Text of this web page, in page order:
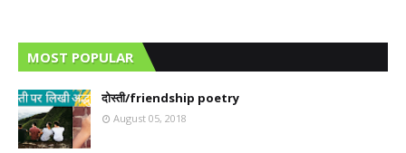
MOST POPULAR
दोस्ती/friendship poetry
August 05, 2018